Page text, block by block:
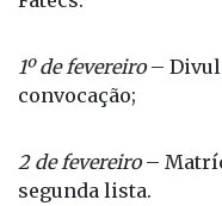
Conheça as
1º de fevereiro